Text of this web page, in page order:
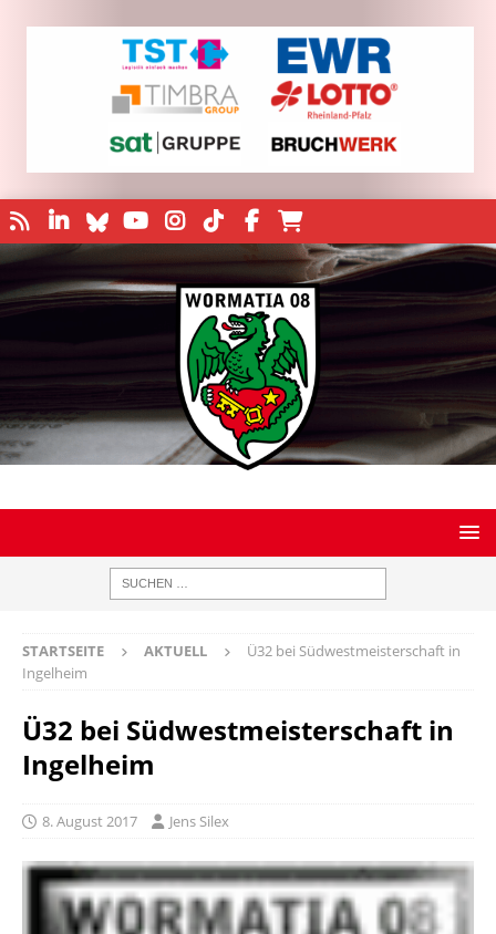
STARTSEITE AKTUELL
Ü32 bei Südwestmeisterschaft in
Ingelheim
Ü32 bei Südwestmeisterschaft in
Ingelheim
8. August 2017 Jens Silex